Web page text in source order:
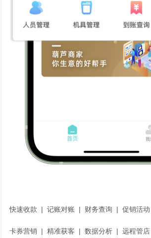
快速收款 | 记账对账 | 财务查询 | 促销活动
卡券营销 | 精准获客 | 数据分析 | 远程管店